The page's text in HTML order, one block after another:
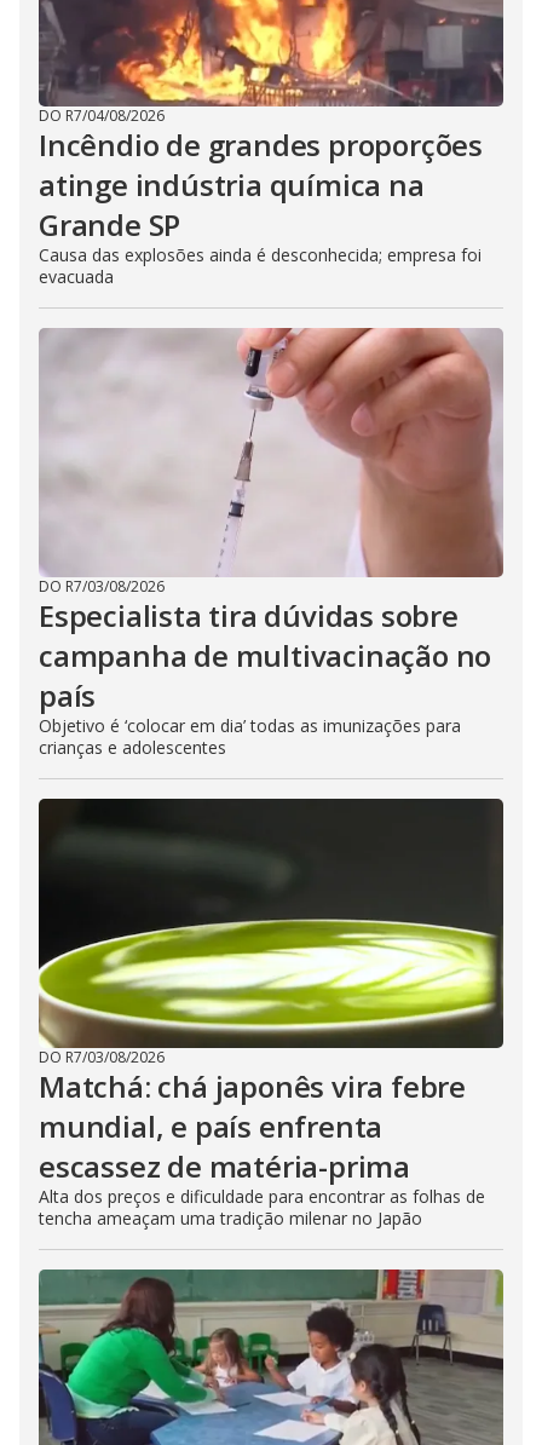
DO R7/04/08/2026
Incêndio de grandes proporções
atinge indústria química na
Grande SP
Causa das explosões ainda é desconhecida; empresa foi
evacuada
DO R7/03/08/2026
Especialista tira dúvidas sobre
campanha de multivacinação no
país
Objetivo é ‘colocar em dia’ todas as imunizações para
crianças e adolescentes
DO R7/03/08/2026
Matchá: chá japonês vira febre
mundial, e país enfrenta
escassez de matéria-prima
Alta dos preços e dificuldade para encontrar as folhas de
tencha ameaçam uma tradição milenar no Japão